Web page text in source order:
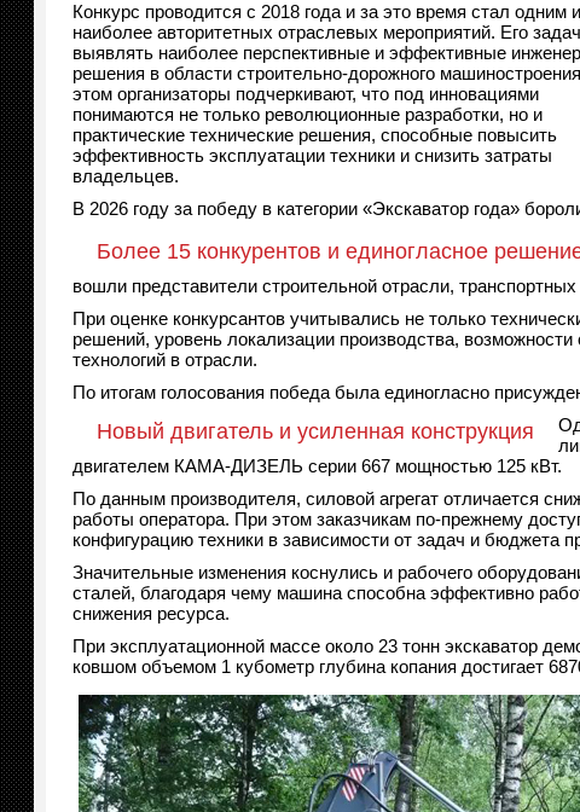
Конкурс проводится с 2018 года и за это время стал одним
наиболее авторитетных отраслевых мероприятий. Его
выявлять наиболее перспективные и эффективные
решения в области строительно-дорожного
этом организаторы подчеркивают, что под инновациями
понимаются не только революционные разработки, но и
практические технические решения, способные повысить
эффективность эксплуатации техники и снизить затраты
владельцев.
Более 15 конкурентов и единогласное
В 2026 году за победу в категории «Экскаватор года»
вошли представители строительной отрасли,
При оценке конкурсантов учитывались не только
решений, уровень локализации производства,
технологий в отрасли.
По итогам голосования победа была единогласно
Новый двигатель и усиленная конструкция
двигателем КАМА-ДИЗЕЛЬ серии 667 мощностью 125 кВт.
По данным производителя, силовой агрегат отличается
работы оператора. При этом заказчикам по-прежнему
конфигурацию техники в зависимости от задач и бюджета
Значительные изменения коснулись и рабочего
сталей, благодаря чему машина способна эффективно
снижения ресурса.
При эксплуатационной массе около 23 тонн экскаватор
ковшом объемом 1 кубометр глубина копания достигает